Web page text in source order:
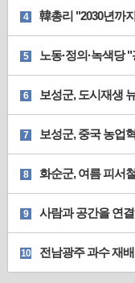
4 韓총리 "2030년까
5 노동·정의·녹색당
6 보성군, 도시재생
7 보성군, 중국 농업
8 화순군, 여름 피서
9 사람과 공간을 연
10 전남광주 과수 재